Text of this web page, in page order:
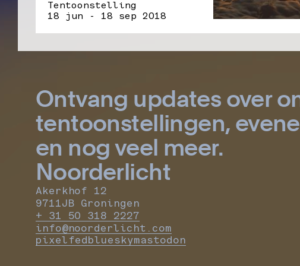
Tentoonstelling
18 jun - 18 sep 2018
Ontvang updates over
tentoonstellingen,
en nog veel meer.
Noorderlicht
Akerkhof 12
9711JB Groningen
+ 31 50 318 2227
info@noorderlicht.com
pixelfedblueskymastodon